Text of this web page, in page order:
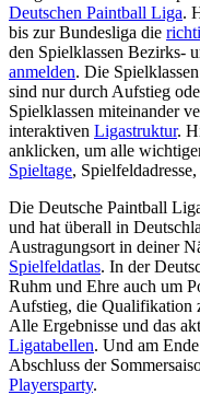
Deutschen Paintball Liga.
bis zur Bundesliga die
den Spielklassen Bezirks-
anmelden. Die
sind nur durch Aufstieg
Spielklassen miteinander
interaktiven Ligastruktur.
anklicken, um alle
Spieltage,
Die Deutsche Paintball
und hat überall in
Austragungsort in deiner
Spielfeldatlas. In der
Ruhm und Ehre auch um
Aufstieg, die Qualifikation
Alle Ergebnisse und das
Ligatabellen. Und am
Abschluss der
Playersparty.